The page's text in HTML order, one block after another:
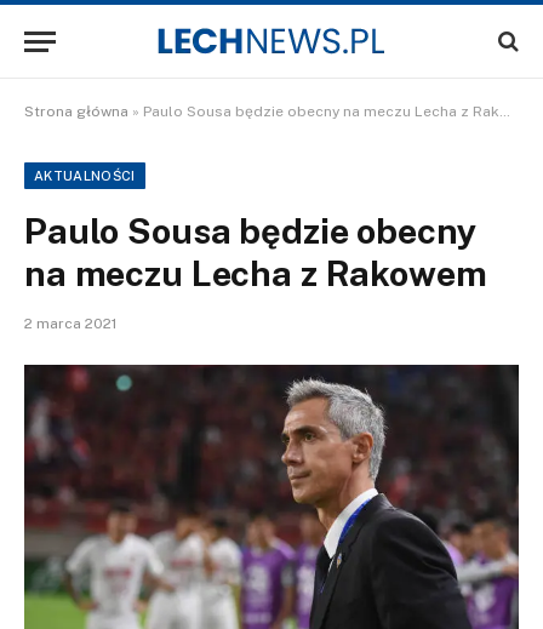
Strona główna » Paulo Sousa będzie obecny na meczu Lecha z Rakowem
AKTUALNOŚCI
Paulo Sousa będzie obecny
na meczu Lecha z Rakowem
2 marca 2021